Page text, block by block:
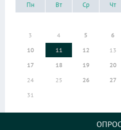
Пн
Вт Ср Чт
3
4 5 6
10
11 12 13
17
18 19 20
24
25 26 27
31